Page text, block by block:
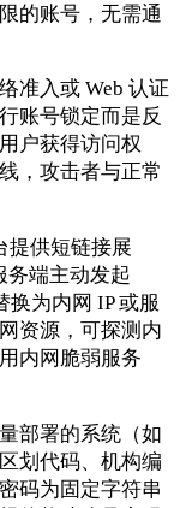
的账号，无需通
络准入或 Web 认证
账号锁定而是反
户获得访问权
，攻击者与正常
提供短链接展
务端主动发起
换为内网 IP 或服
资源，可探测内
内网脆弱服务
部署的系统（如
划代码、机构编
码为固定字符串